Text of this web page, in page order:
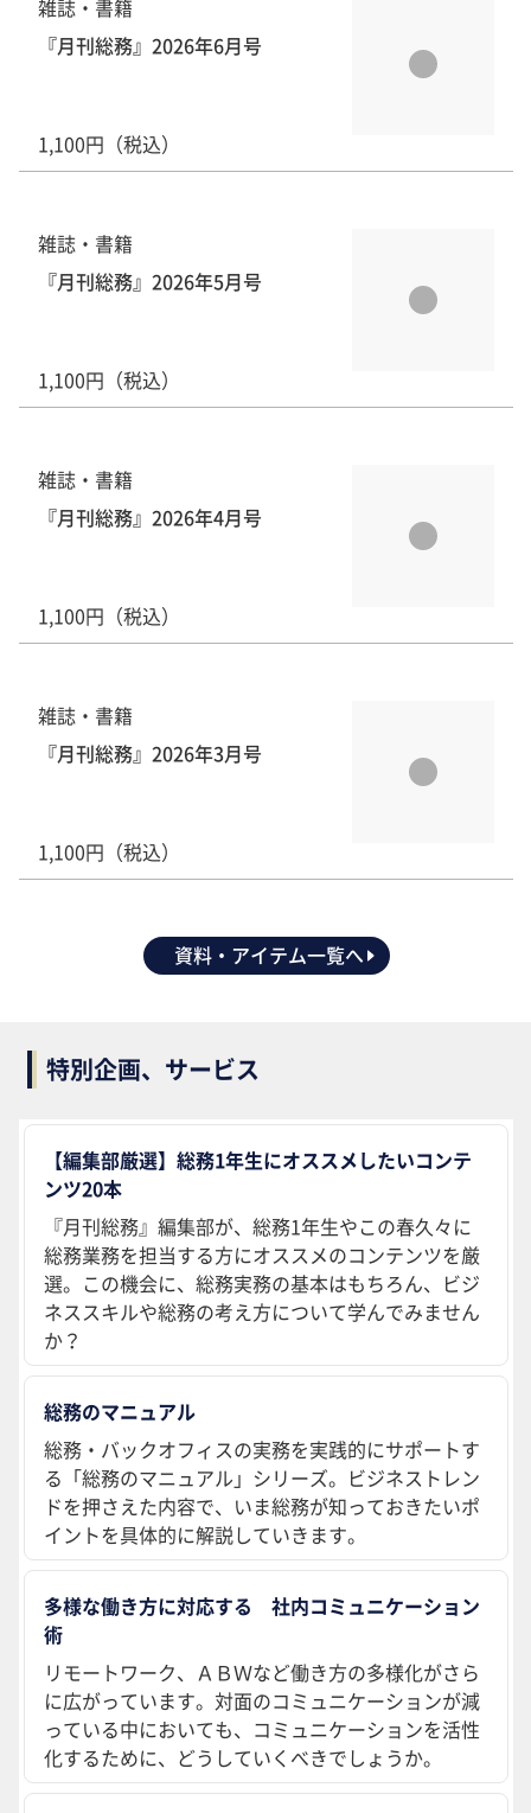
雑誌・書籍
『月刊総務』2026年6月号
1,100円（税込）
雑誌・書籍
『月刊総務』2026年5月号
1,100円（税込）
雑誌・書籍
『月刊総務』2026年4月号
1,100円（税込）
雑誌・書籍
『月刊総務』2026年3月号
1,100円（税込）
資料・アイテム一覧へ
特別企画、サービス
【編集部厳選】総務1年生にオススメしたいコンテ
ンツ20本
『月刊総務』編集部が、総務1年生やこの春久々に
総務業務を担当する方にオススメのコンテンツを厳
選。この機会に、総務実務の基本はもちろん、ビジ
ネススキルや総務の考え方について学んでみません
か？
総務のマニュアル
総務・バックオフィスの実務を実践的にサポートす
る「総務のマニュアル」シリーズ。ビジネストレン
ドを押さえた内容で、いま総務が知っておきたいポ
イントを具体的に解説していきます。
多様な働き方に対応する 社内コミュニケーション
術
リモートワーク、ＡＢＷなど働き方の多様化がさら
に広がっています。対面のコミュニケーションが減
っている中においても、コミュニケーションを活性
化するために、どうしていくべきでしょうか。